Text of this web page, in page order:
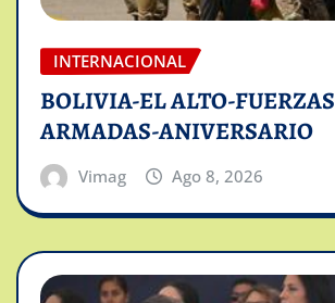
INTERNACIONAL
BOLIVIA-EL ALTO-FUERZAS
ARMADAS-ANIVERSARIO
Vimag Ago 8, 2026